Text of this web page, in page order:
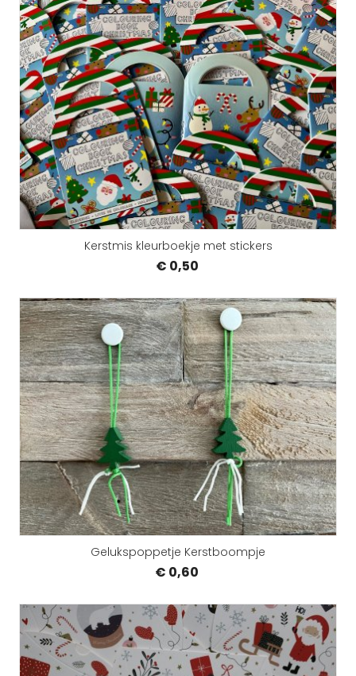
Kerstmis kleurboekje met stickers
€ 0,50
Gelukspoppetje Kerstboompje
€ 0,60